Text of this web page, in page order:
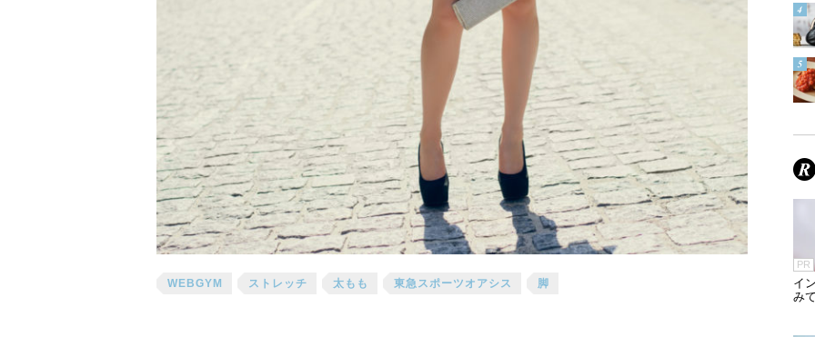
WEBGYM ストレッチ 太もも 東急スポーツオアシス 脚
PR
イ
み